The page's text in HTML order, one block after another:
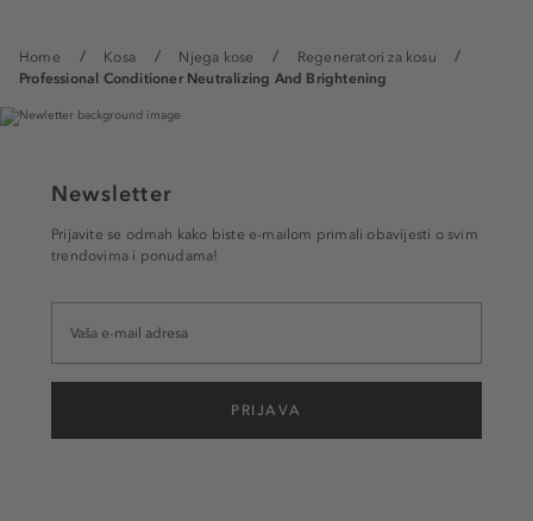
Home Kosa Njega kose
Regeneratori za kosu
Professional Conditioner Neutralizing And Brightening
Newsletter
Prijavite se odmah kako biste e-mailom primali obavijesti o svim
trendovima i ponudama!
PRIJAVA